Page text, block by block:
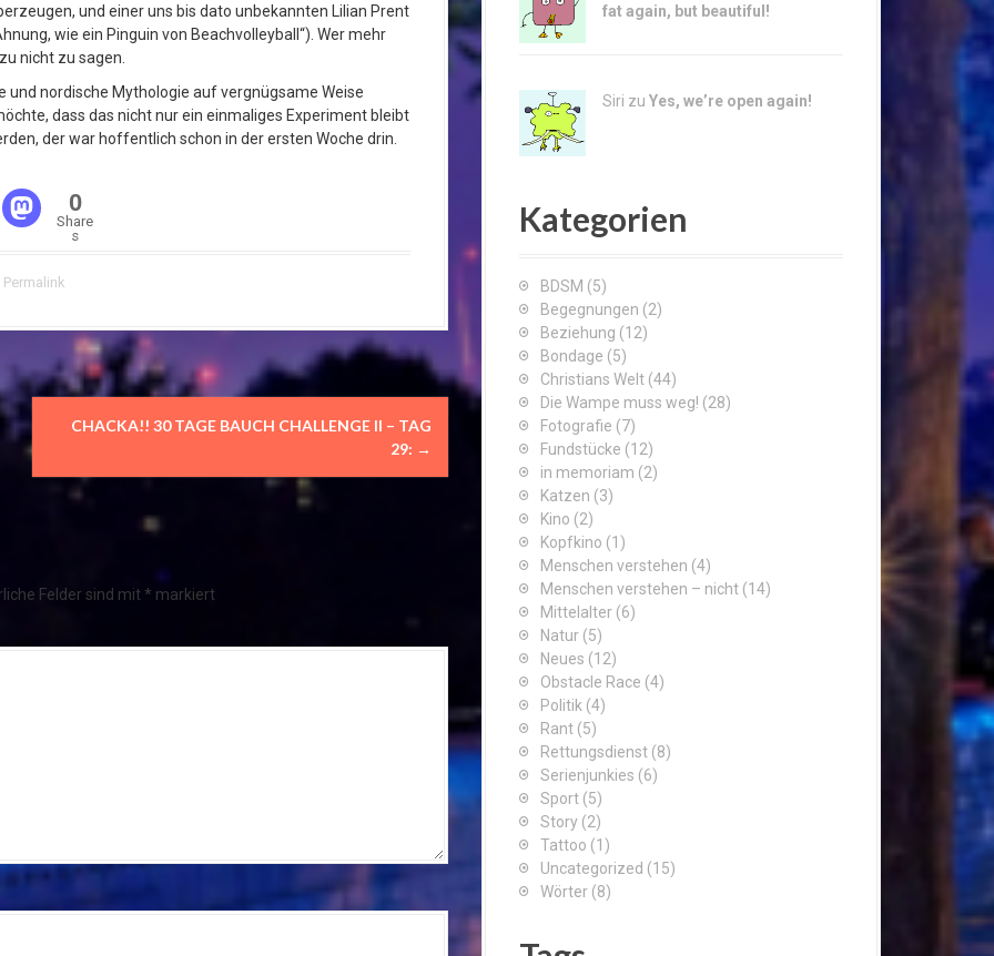
und einer uns bis dato unbekannten Lilian Prent
wie ein Pinguin von Beachvolleyball“). Wer mehr
nicht zu sagen.
und nordische Mythologie auf vergnügsame Weise
dass das nicht nur ein einmaliges Experiment bleibt
der war hoffentlich schon in der ersten Woche drin.
0
Share
s
Permalink
CHACKA!! 30 TAGE BAUCH CHALLENGE II – TAG
29: →
Felder sind mit * markiert
fat again, but beautiful!
Siri zu Yes, we’re open again!
Kategorien
BDSM (5)
Begegnungen (2)
Beziehung (12)
Bondage (5)
Christians Welt (44)
Die Wampe muss weg! (28)
Fotografie (7)
Fundstücke (12)
in memoriam (2)
Katzen (3)
Kino (2)
Kopfkino (1)
Menschen verstehen (4)
Menschen verstehen – nicht (14)
Mittelalter (6)
Natur (5)
Neues (12)
Obstacle Race (4)
Politik (4)
Rant (5)
Rettungsdienst (8)
Serienjunkies (6)
Sport (5)
Story (2)
Tattoo (1)
Uncategorized (15)
Wörter (8)